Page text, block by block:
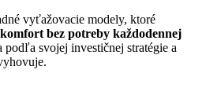
vyťažovacie modely, ktoré
bez potreby každodennej
podľa svojej investičnej stratégie a